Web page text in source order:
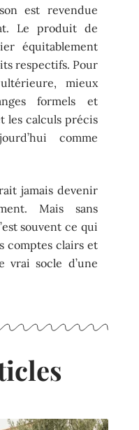
est revendue
Le produit de
équitablement
respectifs. Pour
mieux
formels et
les calculs précis
comme
jamais devenir
Mais sans
souvent ce qui
comptes clairs et
vrai socle d’une